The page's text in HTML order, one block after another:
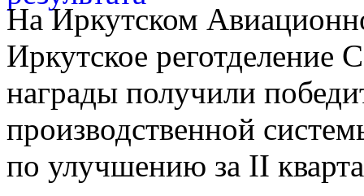
На Иркутском
Иркутское
награды получили
производственной
по улучшению за II